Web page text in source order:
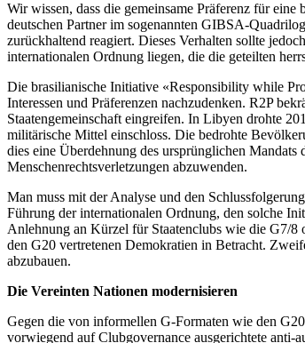
Wir wissen, dass die gemeinsame Präferenz für
deutschen Partner im sogenannten GIBSA-
zurückhaltend reagiert. Dieses Verhalten sollte
internationalen Ordnung liegen, die die geteilten
Die brasilianische Initiative «Responsibility while
Interessen und Präferenzen nachzudenken. R2P
Staatengemeinschaft eingreifen. In Libyen drohte
militärische Mittel einschloss. Die bedrohte
dies eine Überdehnung des ursprünglichen
Menschenrechtsverletzungen abzuwenden.
Man muss mit der Analyse und den
Führung der internationalen Ordnung, den solche
Anlehnung an Kürzel für Staatenclubs wie die G7/8
den G20 vertretenen Demokratien in Betracht.
abzubauen.
Die Vereinten Nationen modernisieren
Gegen die von informellen G-Formaten wie den
vorwiegend auf Clubgovernance ausgerichtete anti-